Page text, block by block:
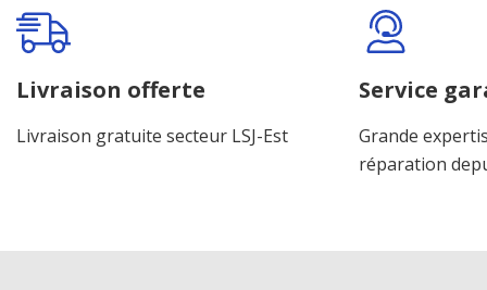
Onglet
personnalisé
Livraison offerte
Livraison gratuite secteur LSJ-Est
Service
Grande
réparation